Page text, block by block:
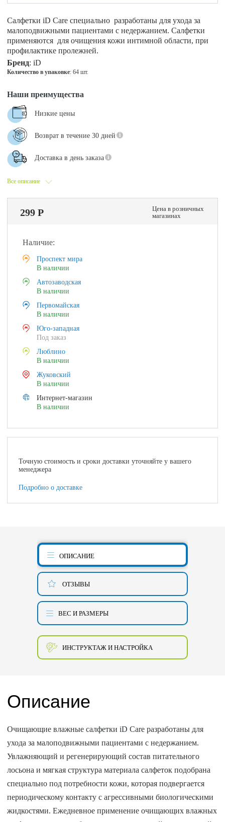
Салфетки iD Care специально разработаны для ухода за
малоподвижными пациентами с недержанием. Салфетки
применяются для очищения кожи интимной области, при
профилактике пролежней.
Бренд: iD
Количество в упаковке: 64 шт.
Все описание
Наши преимущества
Низкие цены
Возврат в течение 30 дней
Доставка в день заказа
299 Р
Цена в розничных
магазинах
Наличие:
Проспект мира
В наличии
Автозаводская
В наличии
Первомайская
В наличии
Юго-западная
Под заказ
Люблино
В наличии
Жуковский
В наличии
Интернет-магазин
В наличии
Точную стоимость и сроки доставки уточняйте у вашего
менеджера
Подробно о доставке
ОПИСАНИЕ
ОТЗЫВЫ
ВЕС И РАЗМЕРЫ
ИНСТРУКТАЖ И НАСТРОЙКА
Описание
Очищающие влажные салфетки iD Care разработаны для
ухода за малоподвижными пациентами с недержанием.
Увлажняющий и регенерирующий состав питательного
лосьона и мягкая структура материала салфеток подобрана
специально под потребности кожи, которая подвергается
периодическому контакту с агрессивными биологическими
жидкостями. Ежедневное применение очищающих влажных